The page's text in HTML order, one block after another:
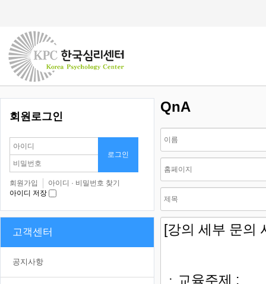
회원로그인
회원가입
아이디 · 비밀번호 찾기
아이디 저장
고객센터
공지사항
QnA